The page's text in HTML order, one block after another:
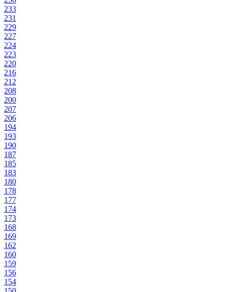
233
231
229
227
224
223
220
216
212
208
200
207
206
194
193
190
187
185
183
180
178
177
174
173
168
169
162
160
159
156
154